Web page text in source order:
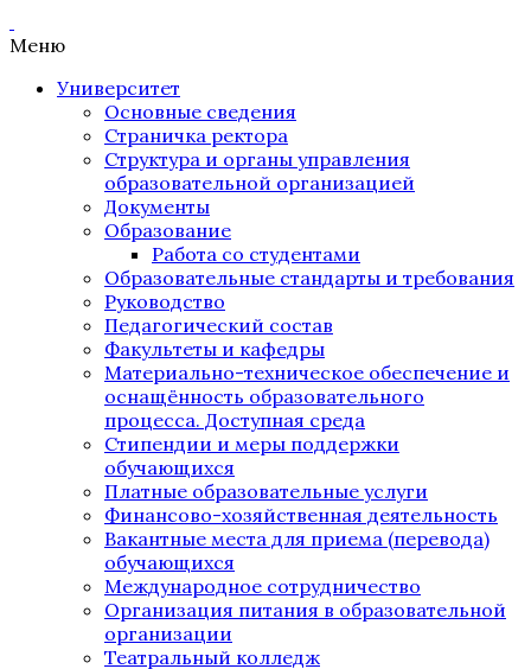
Меню
Университет
Основные сведения
Страничка ректора
Структура и органы управления
образовательной организацией
Документы
Образование
Работа со студентами
Образовательные стандарты и требования
Руководство
Педагогический состав
Факультеты и кафедры
Материально-техническое обеспечение и
оснащённость образовательного
процесса. Доступная среда
Стипендии и меры поддержки
обучающихся
Платные образовательные услуги
Финансово-хозяйственная деятельность
Вакантные места для приема (перевода)
обучающихся
Международное сотрудничество
Организация питания в образовательной
организации
Театральный колледж